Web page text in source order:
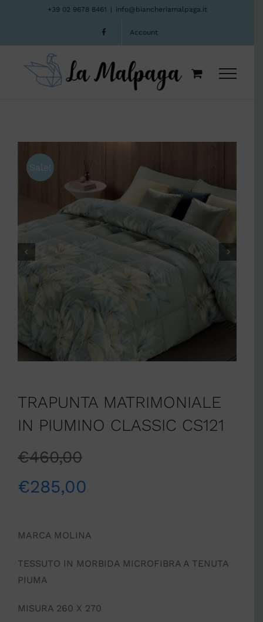
+39 02 9678 8461 info@biancheriamalpaga.it
Account
Sale!
 
TRAPUNTA MATRIMONIALE
IN PIUMINO CLASSIC CS121
€460,00
€285,00
MARCA MOLINA
TESSUTO IN MORBIDA MICROFIBRA A TENUTA
PIUMA
MISURA 260 X 270